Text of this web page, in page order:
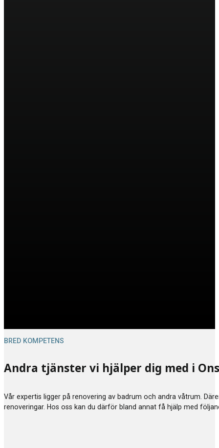
Andra tjänster vi hjälper dig med i
Vår expertis ligger på renovering av badrum och andra våtrum.
renoveringar. Hos oss kan du därför bland annat få hjälp med
BRED KOMPETENS